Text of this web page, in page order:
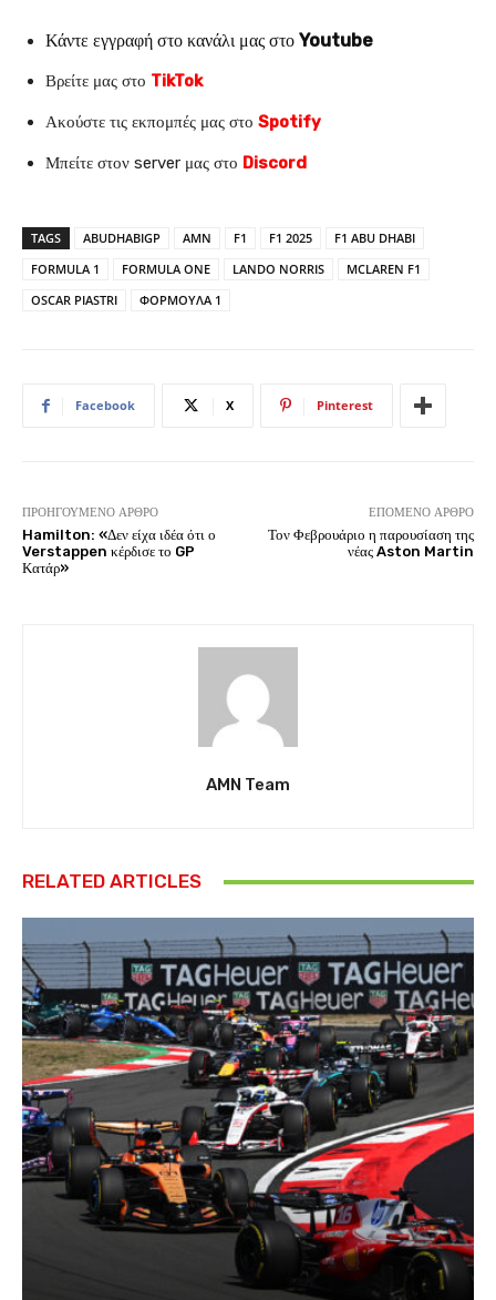
Κάντε εγγραφή στο κανάλι μας στο Youtube
Βρείτε μας στο TikTok
Ακούστε τις εκπομπές μας στο Spotify
Μπείτε στον server μας στο Discord
TAGS ABUDHABIGP AMN F1 F1 2025
F1 ABU DHABI
FORMULA 1
FORMULA ONE LANDO NORRIS
MCLAREN F1
OSCAR PIASTRI
ΦΟΡΜΟΥΛΑ 1
Facebook X Pinterest
ΠΡΟΗΓΟΎΜΕΝΟ ΆΡΘΡΟ
Hamilton: «Δεν είχα ιδέα ότι ο
Verstappen κέρδισε το GP
Κατάρ»
ΕΠΌΜΕΝΟ ΆΡΘΡΟ
Τον Φεβρουάριο η παρουσίαση της
νέας Aston Martin
AMN Team
RELATED ARTICLES